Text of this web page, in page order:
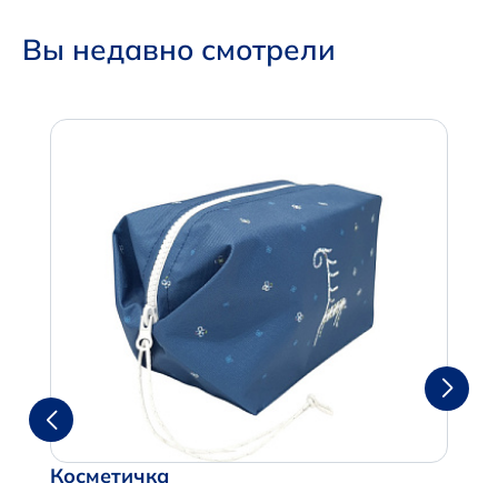
Вы недавно смотрели
Косметичка